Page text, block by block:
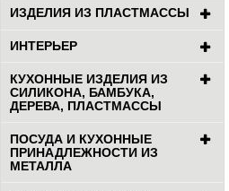
ИЗДЕЛИЯ ИЗ ПЛАСТМАССЫ
ИНТЕРЬЕР
КУХОННЫЕ ИЗДЕЛИЯ ИЗ
СИЛИКОНА, БАМБУКА,
ДЕРЕВА, ПЛАСТМАССЫ
ПОСУДА И КУХОННЫЕ
ПРИНАДЛЕЖНОСТИ ИЗ
МЕТАЛЛА